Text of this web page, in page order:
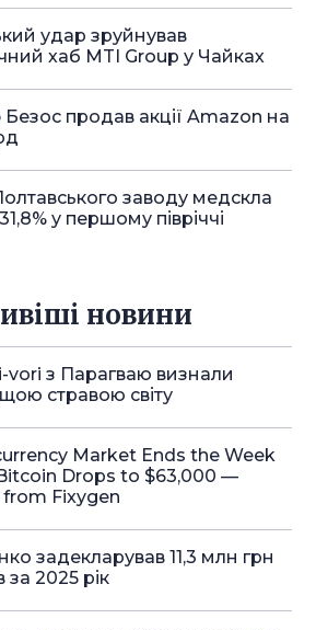
удар зруйнував
хаб MTI Group у Чайках
продав акції Amazon на
заводу медскла
у першому півріччі
новини
vori з Парагваю визнали
стравою світу
Market Ends the Week
Drops to $63,000 —
Fixygen
задекларував 11,3 млн грн
за 2025 рік